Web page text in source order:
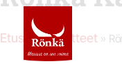
Etusivu»Tuotteet »